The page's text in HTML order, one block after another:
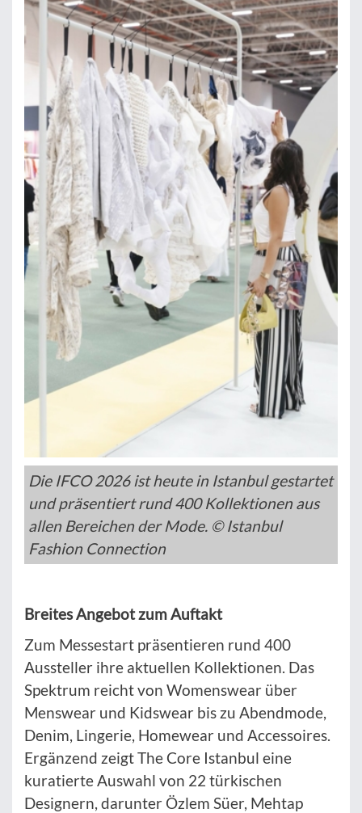
Die IFCO 2026 ist heute in Istanbul gestartet
und präsentiert rund 400 Kollektionen aus
allen Bereichen der Mode. © Istanbul
Fashion Connection
Breites Angebot zum Auftakt
Zum Messestart präsentieren rund 400
Aussteller ihre aktuellen Kollektionen. Das
Spektrum reicht von Womenswear über
Menswear und Kidswear bis zu Abendmode,
Denim, Lingerie, Homewear und Accessoires.
Ergänzend zeigt The Core Istanbul eine
kuratierte Auswahl von 22 türkischen
Designern, darunter Özlem Süer, Mehtap